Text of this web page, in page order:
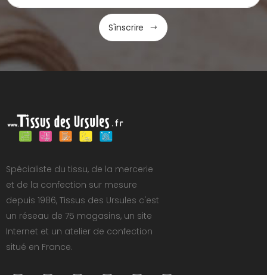
S'inscrire
Spécialiste du tissu, de la mercerie
et de la confection sur mesure
depuis 1986, Tissus des Ursules c'est
un réseau de 75 magasins, un site
Internet et un atelier de confection
situé en France.